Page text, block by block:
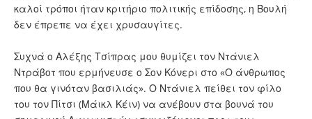
καλοί τρόποι ήταν κριτήριο πολιτικής επίδοσης, η Βουλή
δεν έπρεπε να έχει χρυσαυγίτες.
Συχνά ο Αλέξης Τσίπρας μου θυμίζει τον Ντάνιελ
Ντράβοτ που ερμήνευσε ο Σον Κόνερι στο «Ο άνθρωπος
που θα γινόταν βασιλιάς». Ο Ντάνιελ πείθει τον φίλο
του τον Πίτσι (Μάικλ Κέιν) να ανέβουν στα βουνά του